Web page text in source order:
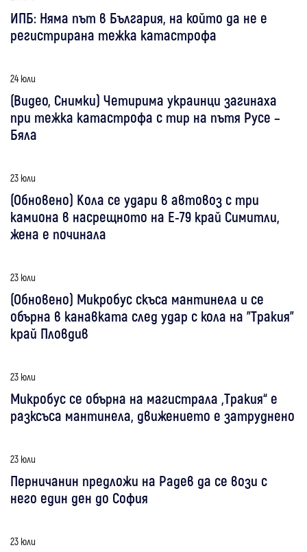
ИПБ: Няма път в България, на който да не е
регистрирана тежка катастрофа
24 юли
(Видео, Снимки) Четирима украинци загинаха
при тежка катастрофа с тир на пътя Русе –
Бяла
23 юли
(Обновено) Кола се удари в автовоз с три
камиона в насрещното на Е-79 край Симитли,
жена е починала
23 юли
(Обновено) Микробус скъса мантинела и се
обърна в канавката след удар с кола на "Тракия"
край Пловдив
23 юли
Микробус се обърна на магистрала „Тракия“ е
разксъса мантинела, движението е затруднено
23 юли
Перничанин предложи на Радев да се вози с
него един ден до София
23 юли